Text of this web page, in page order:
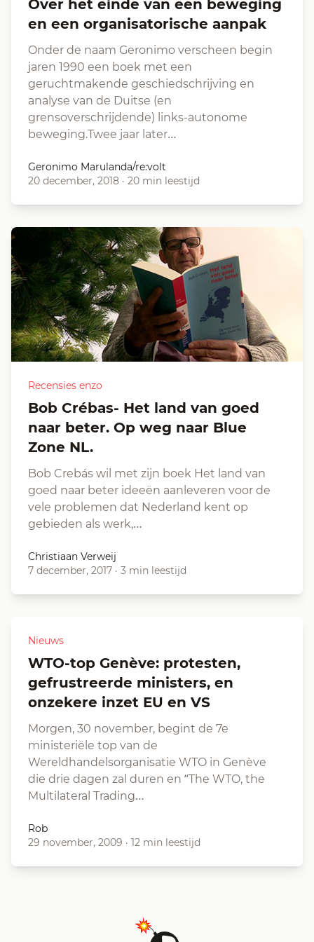
Over het einde van een beweging
en een organisatorische aanpak
Onder de naam Geronimo verscheen begin
jaren 1990 een boek met een
geruchtmakende geschiedschrijving en
analyse van de Duitse (en
grensoverschrijdende) links-autonome
beweging.Twee jaar later…
Geronimo Marulanda/re:volt
20 december, 2018 · 20 min leestijd
Recensies enzo
Bob Crébas- Het land van goed
naar beter. Op weg naar Blue
Zone NL.
Bob Crebás wil met zijn boek Het land van
goed naar beter ideeën aanleveren voor de
vele problemen dat Nederland kent op
gebieden als werk,…
Christiaan Verweij
7 december, 2017 · 3 min leestijd
Nieuws
WTO-top Genève: protesten,
gefrustreerde ministers, en
onzekere inzet EU en VS
Morgen, 30 november, begint de 7e
ministeriële top van de
Wereldhandelsorganisatie WTO in Genève
die drie dagen zal duren en “The WTO, the
Multilateral Trading…
Rob
29 november, 2009 · 12 min leestijd